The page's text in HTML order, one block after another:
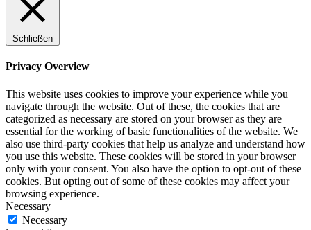
Schließen
Privacy Overview
This website uses cookies to improve your experience while you
navigate through the website. Out of these, the cookies that are
categorized as necessary are stored on your browser as they are
essential for the working of basic functionalities of the website. We
also use third-party cookies that help us analyze and understand how
you use this website. These cookies will be stored in your browser
only with your consent. You also have the option to opt-out of these
cookies. But opting out of some of these cookies may affect your
browsing experience.
Necessary
Necessary